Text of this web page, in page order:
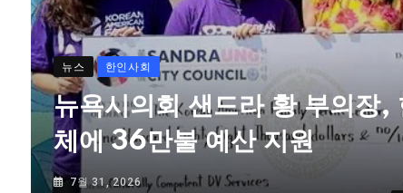
뉴스 한인사회
뉴욕시의회 샌드라 황 부의장,
체에 36만불 예산 지원
7월 31, 2026